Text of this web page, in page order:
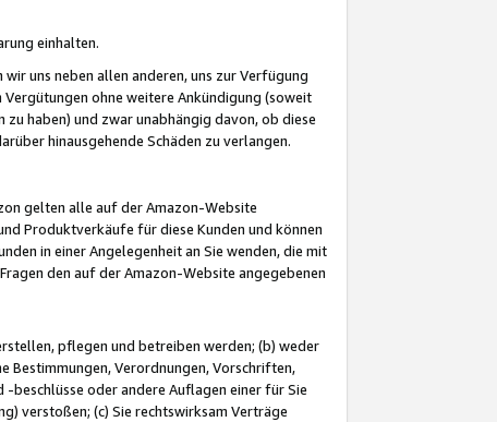
einhalten.
uns neben allen anderen, uns zur Verfügung
Vergütungen ohne weitere Ankündigung (soweit
haben) und zwar unabhängig davon, ob diese
hinausgehende Schäden zu verlangen.
gelten alle auf der Amazon-Website
Produktverkäufe für diese Kunden und können
in einer Angelegenheit an Sie wenden, die mit
den auf der Amazon-Website angegebenen
pflegen und betreiben werden; (b) weder
Bestimmungen, Verordnungen, Vorschriften,
beschlüsse oder andere Auflagen einer für Sie
verstoßen; (c) Sie rechtswirksam Verträge